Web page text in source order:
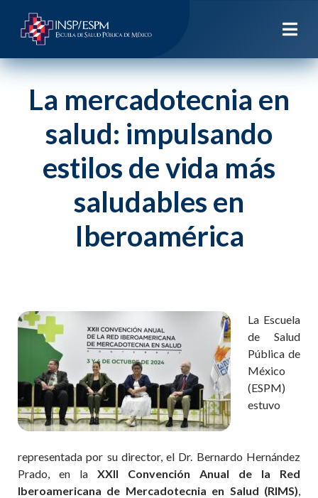
La mercadotecnia en
salud: impulsando
estilos de vida más
saludables en
Iberoamérica
La Escuela
de Salud
Pública de
México
(ESPM)
estuvo
representada por su director, el Dr. Bernardo Hernández
Prado, en la XXII Convención Anual de la Red
Iberoamericana de Mercadotecnia en Salud (RIMS),